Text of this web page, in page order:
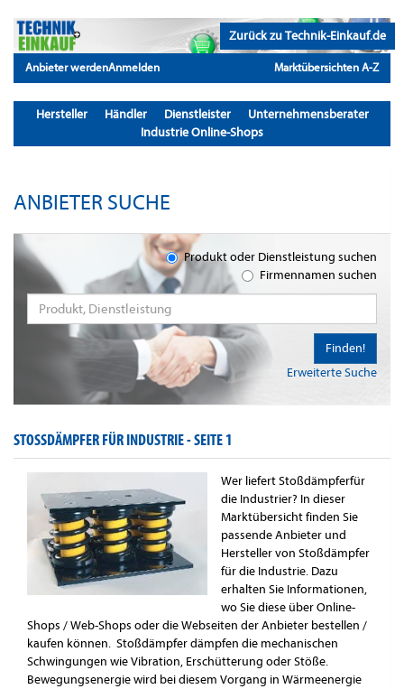
Zurück zu Technik-Einkauf.de
Anbieter werdenAnmelden Marktübersichten A-Z
Hersteller Händler Dienstleister
Unternehmensberater
Industrie Online-Shops
ANBIETER SUCHE
Produkt oder Dienstleistung suchen
Firmennamen suchen
Erweiterte Suche
Finden!
STOSSDÄMPFER FÜR INDUSTRIE -SEITE 1
Wer liefert Stoßdämpferfür
die Industrier? In dieser
Marktübersicht finden Sie
passende Anbieter und
Hersteller von Stoßdämpfer
für die Industrie. Dazu
erhalten Sie Informationen,
wo Sie diese über Online-
Shops / Web-Shops oder die Webseiten der Anbieter bestellen /
kaufen können. Stoßdämpfer dämpfen die mechanischen
Schwingungen wie Vibration, Erschütterung oder Stöße.
Bewegungsenergie wird bei diesem Vorgang in Wärmeenergie